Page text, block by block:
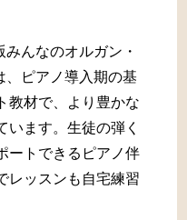
んなのオルガン・
、ピアノ導入期の基
教材で、より豊かな
います。生徒の弾く
ートできるピアノ伴
レッスンも自宅練習